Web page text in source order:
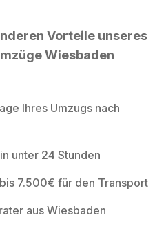
Vorteile unseres
Wiesbaden
Ihres Umzugs nach
unter 24 Stunden
7.500€ für den Transport
aus Wiesbaden